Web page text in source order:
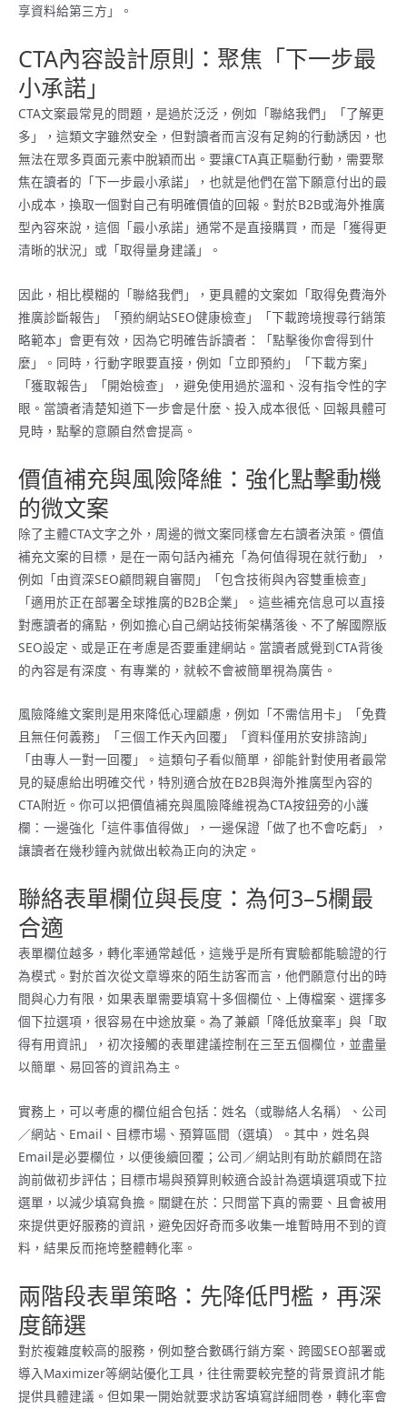
享資料給第三方」。
CTA內容設計原則：聚焦「下一步最
小承諾」
CTA文案最常見的問題，是過於泛泛，例如「聯絡我們」「了解更
多」，這類文字雖然安全，但對讀者而言沒有足夠的行動誘因，也
無法在眾多頁面元素中脫穎而出。要讓CTA真正驅動行動，需要聚
焦在讀者的「下一步最小承諾」，也就是他們在當下願意付出的最
小成本，換取一個對自己有明確價值的回報。對於B2B或海外推廣
型內容來說，這個「最小承諾」通常不是直接購買，而是「獲得更
清晰的狀況」或「取得量身建議」。
因此，相比模糊的「聯絡我們」，更具體的文案如「取得免費海外
推廣診斷報告」「預約網站SEO健康檢查」「下載跨境搜尋行銷策
略範本」會更有效，因為它明確告訴讀者：「點擊後你會得到什
麼」。同時，行動字眼要直接，例如「立即預約」「下載方案」
「獲取報告」「開始檢查」，避免使用過於溫和、沒有指令性的字
眼。當讀者清楚知道下一步會是什麼、投入成本很低、回報具體可
見時，點擊的意願自然會提高。
價值補充與風險降維：強化點擊動機
的微文案
除了主體CTA文字之外，周邊的微文案同樣會左右讀者決策。價值
補充文案的目標，是在一兩句話內補充「為何值得現在就行動」，
例如「由資深SEO顧問親自審閱」「包含技術與內容雙重檢查」
「適用於正在部署全球推廣的B2B企業」。這些補充信息可以直接
對應讀者的痛點，例如擔心自己網站技術架構落後、不了解國際版
SEO設定、或是正在考慮是否要重建網站。當讀者感覺到CTA背後
的內容是有深度、有專業的，就較不會被簡單視為廣告。
風險降維文案則是用來降低心理顧慮，例如「不需信用卡」「免費
且無任何義務」「三個工作天內回覆」「資料僅用於安排諮詢」
「由專人一對一回覆」。這類句子看似簡單，卻能針對使用者最常
見的疑慮給出明確交代，特別適合放在B2B與海外推廣型內容的
CTA附近。你可以把價值補充與風險降維視為CTA按鈕旁的小護
欄：一邊強化「這件事值得做」，一邊保證「做了也不會吃虧」，
讓讀者在幾秒鐘內就做出較為正向的決定。
聯絡表單欄位與長度：為何3–5欄最
合適
表單欄位越多，轉化率通常越低，這幾乎是所有實驗都能驗證的行
為模式。對於首次從文章導來的陌生訪客而言，他們願意付出的時
間與心力有限，如果表單需要填寫十多個欄位、上傳檔案、選擇多
個下拉選項，很容易在中途放棄。為了兼顧「降低放棄率」與「取
得有用資訊」，初次接觸的表單建議控制在三至五個欄位，並盡量
以簡單、易回答的資訊為主。
實務上，可以考慮的欄位組合包括：姓名（或聯絡人名稱）、公司
／網站、Email、目標市場、預算區間（選填）。其中，姓名與
Email是必要欄位，以便後續回覆；公司／網站則有助於顧問在諮
詢前做初步評估；目標市場與預算則較適合設計為選填選項或下拉
選單，以減少填寫負擔。關鍵在於：只問當下真的需要、且會被用
來提供更好服務的資訊，避免因好奇而多收集一堆暫時用不到的資
料，結果反而拖垮整體轉化率。
兩階段表單策略：先降低門檻，再深
度篩選
對於複雜度較高的服務，例如整合數碼行銷方案、跨國SEO部署或
導入Maximizer等網站優化工具，往往需要較完整的背景資訊才能
提供具體建議。但如果一開始就要求訪客填寫詳細問卷，轉化率會